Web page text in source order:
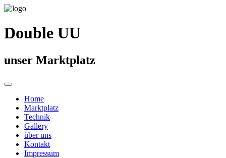
Double UU
unser Marktplatz
Home
Marktplatz
Technik
Gallery
über uns
Kontakt
Impressum